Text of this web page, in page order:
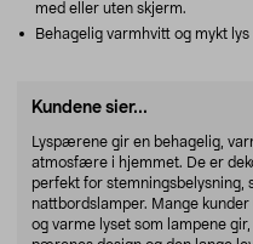
med eller uten skjerm.
Behagelig varmhvitt og mykt
Kundene sier...
Lyspærene gir en behagelig,
atmosfære i hjemmet. De er
perfekt for stemningsbelysning,
nattbordslamper. Mange
og varme lyset som lampene